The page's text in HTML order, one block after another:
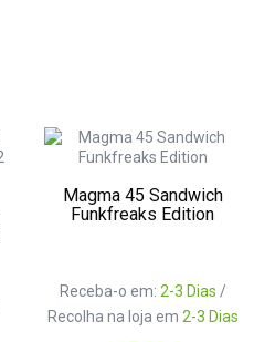
Magma 45 Sandwich
Funkfreaks Edition
Receba-o em: 2-3 Dias /
Recolha na loja em 2-3 Dias